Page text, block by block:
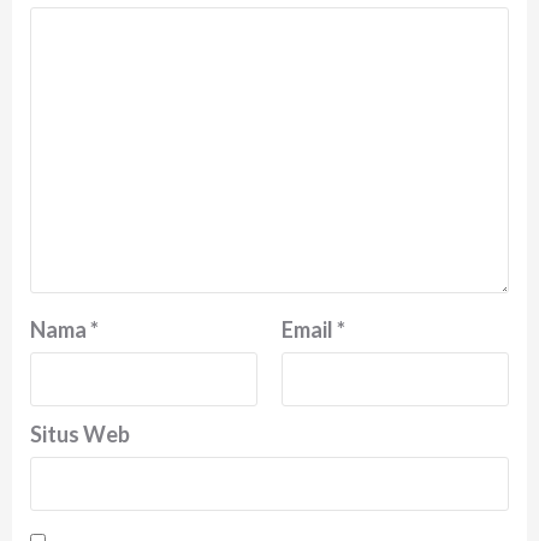
Nama* Email*
Situs Web